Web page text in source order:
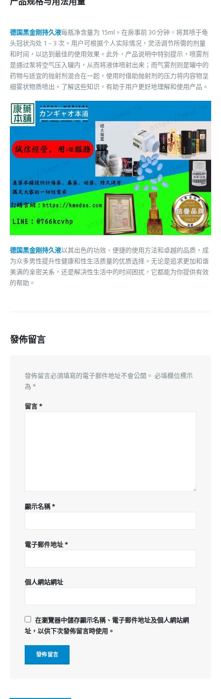
德国黑金刚持久液每瓶净含量为 15ml。在房事前 30 分钟，将其喷于龟
头冠状沟处 1 – 3 次。用户可根据个人实际情况，灵活调节所需的剂量
和时间，以达到最佳的使用效果。此外，产品说明中特别提示，喷雾剂
是通过泵将空气压入罐内，从而将液体喷射出来；而气雾剂则是罐中的
药物与适宜的抛射剂混合在一起，使用时借助抛射剂的压力将内容物呈
细雾状物质喷出。了解这些知识，有助于用户更好地理解和使用产品。
德国黑金刚持久液以其出色的功效、便捷的使用方法和卓越的品质，成
为众多男性提升性健康和性生活质量的优质选择。无论是追求更加和谐
美满的亲密关系，还是解决性生活中的时间困扰，它都能为你提供有效
的帮助。
發佈留言
發佈留言必須填寫的電子郵件地址不會公開。 必填欄位標示
為 *
留言*
顯示名稱*
電子郵件地址*
個人網站網址
在瀏覽器中儲存顯示名稱、電子郵件地址及個人網站網
址，以供下次發佈留言時使用。